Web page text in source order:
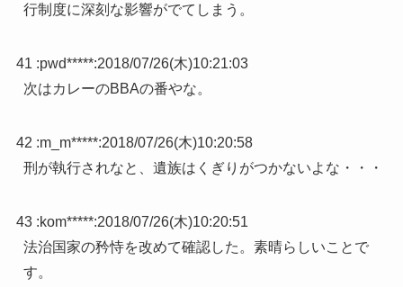
行制度に深刻な影響がでてしまう。
41 :pwd*****:2018/07/26(木)10:21:03
次はカレーのBBAの番やな。
42 :m_m*****:2018/07/26(木)10:20:58
刑が執行されなと、遺族はくぎりがつかないよな・・・
43 :kom*****:2018/07/26(木)10:20:51
法治国家の矜恃を改めて確認した。素晴らしいことで
す。